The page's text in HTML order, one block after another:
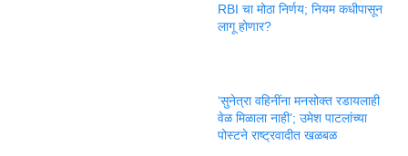
RBI चा मोठा निर्णय; नियम कधीपासून
लागू होणार?
‘सुनेत्रा वहिनींना मनसोक्त रडायलाही
वेळ मिळाला नाही’; उमेश पाटलांच्या
पोस्टने राष्ट्रवादीत खळबळ